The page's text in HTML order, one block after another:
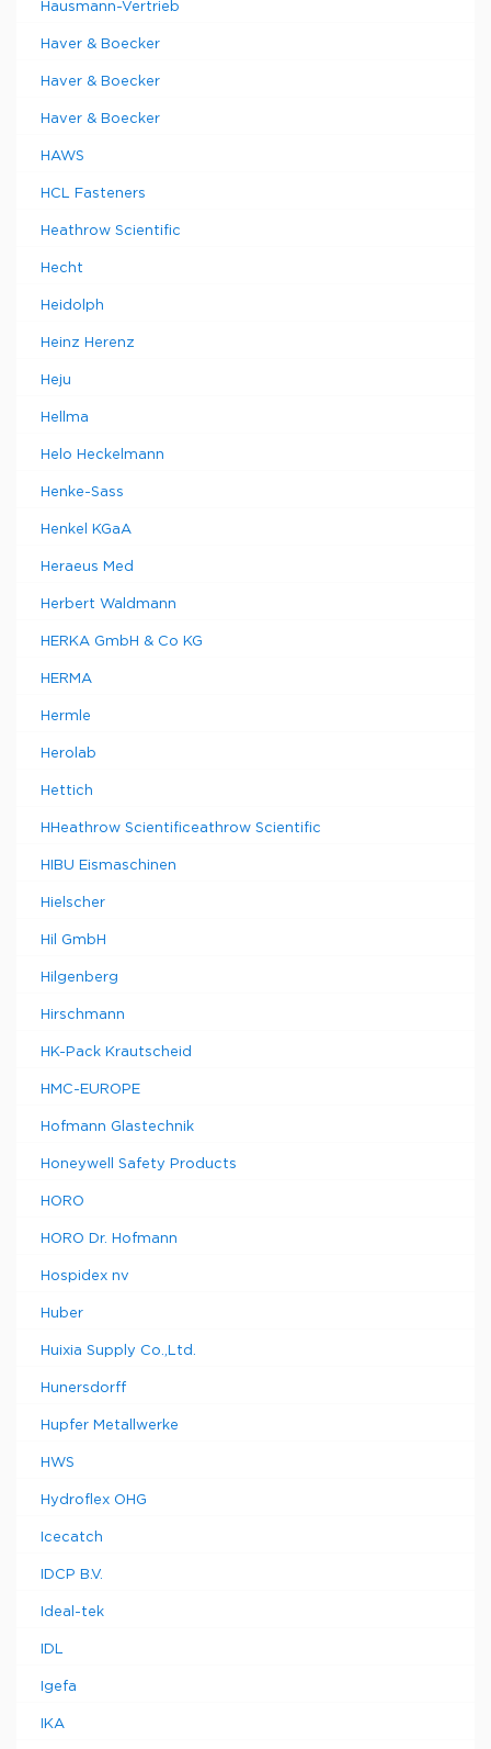
Hausmann-Vertrieb
Haver & Boecker
Haver & Boecker
Haver & Boecker
HAWS
HCL Fasteners
Heathrow Scientific
Hecht
Heidolph
Heinz Herenz
Heju
Hellma
Helo Heckelmann
Henke-Sass
Henkel KGaA
Heraeus Med
Herbert Waldmann
HERKA GmbH & Co KG
HERMA
Hermle
Herolab
Hettich
HHeathrow Scientificeathrow Scientific
HIBU Eismaschinen
Hielscher
Hil GmbH
Hilgenberg
Hirschmann
HK-Pack Krautscheid
HMC-EUROPE
Hofmann Glastechnik
Honeywell Safety Products
HORO
HORO Dr. Hofmann
Hospidex nv
Huber
Huixia Supply Co.,Ltd.
Hunersdorff
Hupfer Metallwerke
HWS
Hydroflex OHG
Icecatch
IDCP B.V.
Ideal-tek
IDL
Igefa
IKA